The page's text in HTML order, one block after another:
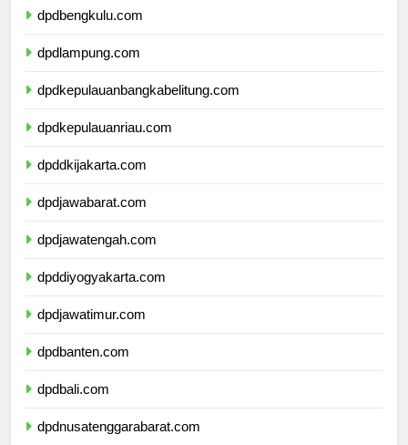
dpdbengkulu.com
dpdlampung.com
dpdkepulauanbangkabelitung.com
dpdkepulauanriau.com
dpddkijakarta.com
dpdjawabarat.com
dpdjawatengah.com
dpddiyogyakarta.com
dpdjawatimur.com
dpdbanten.com
dpdbali.com
dpdnusatenggarabarat.com